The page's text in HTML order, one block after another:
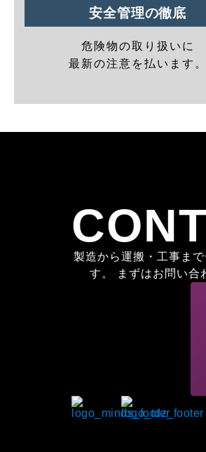
安全管理の徹底
危険物の取り扱いに
最新の注意を払います。
製造から運搬・工事ま
す。 まずはお問い合